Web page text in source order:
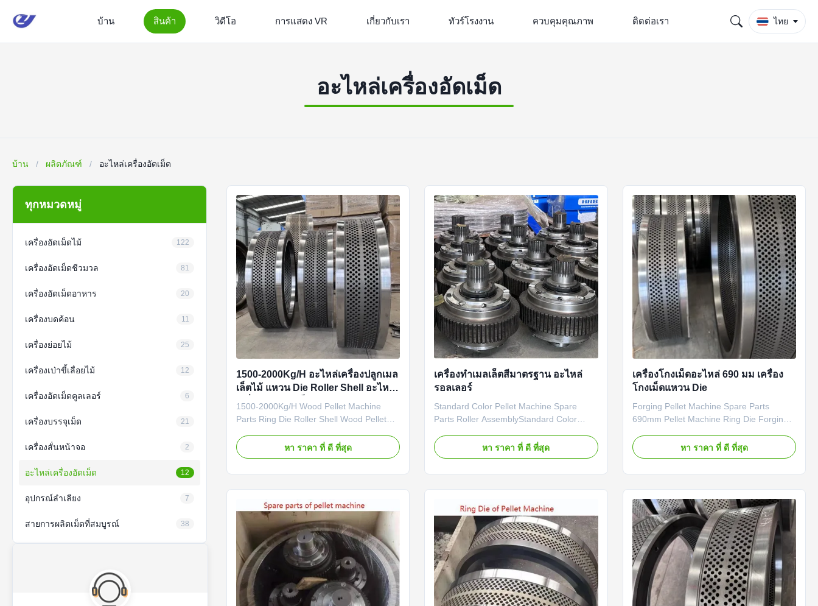
บ้าน สินค้า วิดีโอ การแสดง VR เกี่ยวกับเรา ทัวร์โรงงาน ควบคุมคุณภาพ ติดต่อเรา ไทย
อะไหล่เครื่องอัดเม็ด
บ้าน / ผลิตภัณฑ์ / อะไหล่เครื่องอัดเม็ด
ทุกหมวดหมู่
เครื่องอัดเม็ดไม้ 122
เครื่องอัดเม็ดชีวมวล 81
เครื่องอัดเม็ดอาหาร 20
เครื่องบดค้อน 11
เครื่องย่อยไม้ 25
เครื่องเป่าขี้เลื่อยไม้ 12
เครื่องอัดเม็ดคูลเลอร์ 6
เครื่องบรรจุเม็ด 21
เครื่องสั่นหน้าจอ 2
อะไหล่เครื่องอัดเม็ด 12
อุปกรณ์ลำเลียง 7
สายการผลิตเม็ดที่สมบูรณ์ 38
1500-2000Kg/H อะไหล่เครื่องปลูกเมล
เล็ตไม้ แหวน Die Roller Shell อะไหล่
เครื่องปลูกเมลเล็ตไม้
1500-2000Kg/H Wood Pellet Machine
Parts Ring Die Roller Shell Wood Pellet
Machine Parts Ring Die Roller Shell Wood
Pellet Mill Parts Product Description:
หา ราคา ที่ ดี ที่สุด
เครื่องทําเมลเล็ตสีมาตรฐาน อะไหล่
รอลเลอร์
Standard Color Pellet Machine Spare
Parts Roller AssemblyStandard Color
Assembly Product Description:Standard
Color Pellet Machine Spare Parts 690mm
หา ราคา ที่ ดี ที่สุด
เครื่องโกงเม็ดอะไหล่ 690 มม เครื่อง
โกงเม็ดแหวน Die
Forging Pellet Machine Spare Parts
690mm Pellet Machine Ring Die Forging
Machine Ring Die Product Description:
Forging Pellet Machine Spare Parts
หา ราคา ที่ ดี ที่สุด